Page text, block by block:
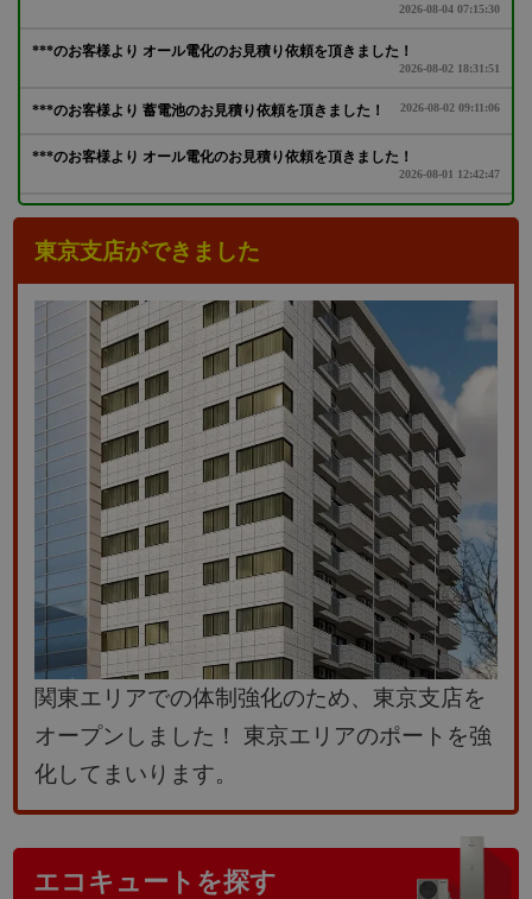
東京支店ができました
関東エリアでの体制強化のため、東京支店を
オープンしました！
東京エリアのポートを強
化してまいります。
エコキュートを探す